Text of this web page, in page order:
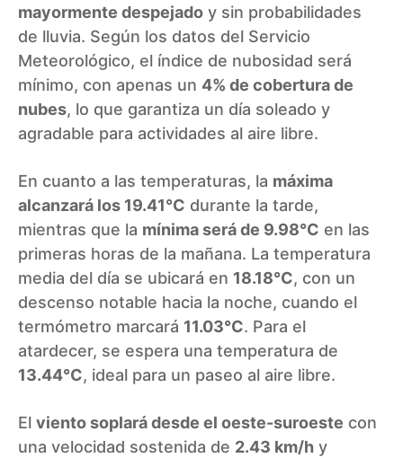
mayormente despejado y sin probabilidades
de lluvia. Según los datos del Servicio
Meteorológico, el índice de nubosidad será
mínimo, con apenas un 4% de cobertura de
nubes, lo que garantiza un día soleado y
agradable para actividades al aire libre.
En cuanto a las temperaturas, la máxima
alcanzará los 19.41°C durante la tarde,
mientras que la mínima será de 9.98°C en las
primeras horas de la mañana. La temperatura
media del día se ubicará en 18.18°C, con un
descenso notable hacia la noche, cuando el
termómetro marcará 11.03°C. Para el
atardecer, se espera una temperatura de
13.44°C, ideal para un paseo al aire libre.
El viento soplará desde el oeste-suroeste con
una velocidad sostenida de 2.43 km/h y